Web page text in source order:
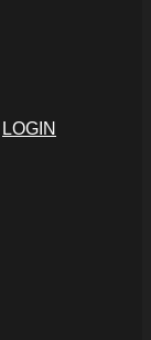
LOGIN